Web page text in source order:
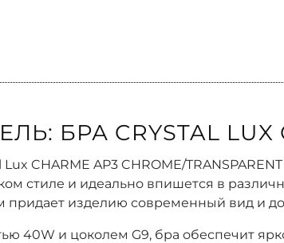
БРА CRYSTAL LUX
CHARME AP3 CHROME/
стиле и идеально впишется в
придает изделию современный вид и
40W и цоколем G9, бра обеспечит